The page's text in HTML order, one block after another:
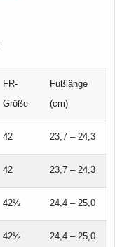
FR-
Größe
Fußlänge
(cm)
42 23,7 – 24,3
42 23,7 – 24,3
42½ 24,4 – 25,0
42½ 24,4 – 25,0